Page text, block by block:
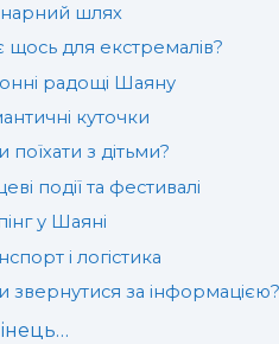
шлях
щось для екстремалів?
радощі Шаяну
куточки
поїхати з дітьми?
події та фестивалі
у Шаяні
і логістика
звернутися за інформацією?